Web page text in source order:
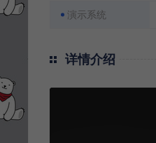
演示系统
详情介绍